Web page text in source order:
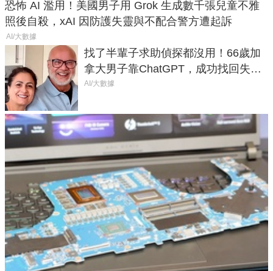
恐怖 AI 濫用！美國男子用 Grok 生成數千張兒童不雅
照後自殺，xAI 因防護失靈與不配合警方遭起訴
AI/大數據
找了半輩子求助偵探都沒用！66歲加
拿大男子靠ChatGPT，成功找回失散
50年家人
AI/大數據